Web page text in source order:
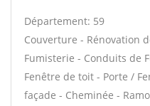
Département: 59
Couverture - Rénovation
Fumisterie - Conduits de
Fenêtre de toit - Porte /
façade - Cheminée -